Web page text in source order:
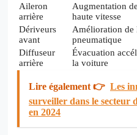
Aileron
arrière
Augmentation
haute vitesse
Dériveurs
avant
Amélioration de
pneumatique
Diffuseur
arrière
Évacuation
la voiture
Lire également 👉 Les
surveiller dans le secteur
en 2024